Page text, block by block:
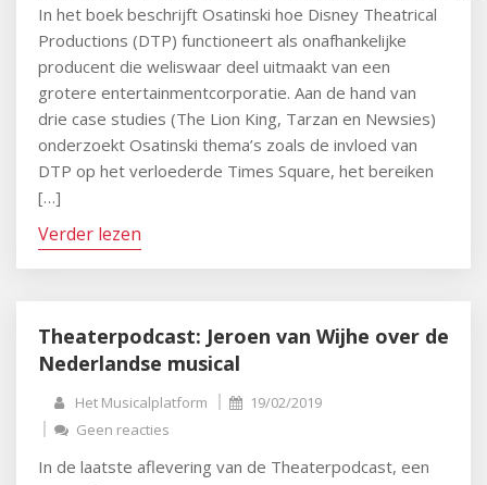
In het boek beschrijft Osatinski hoe Disney Theatrical
Productions (DTP) functioneert als onafhankelijke
producent die weliswaar deel uitmaakt van een
grotere entertainmentcorporatie. Aan de hand van
drie case studies (The Lion King, Tarzan en Newsies)
onderzoekt Osatinski thema’s zoals de invloed van
DTP op het verloederde Times Square, het bereiken
[…]
Verder lezen
Theaterpodcast: Jeroen van Wijhe over de
Nederlandse musical
Het Musicalplatform
19/02/2019
Geen reacties
In de laatste aflevering van de Theaterpodcast, een